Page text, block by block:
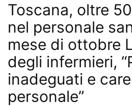
Toscana, oltre
nel personale
mese di ottobre
degli infermieri,
inadeguati e
personale”